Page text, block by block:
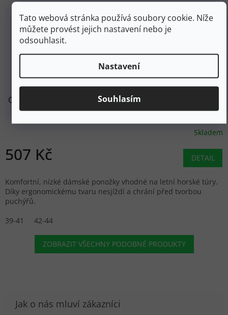
Tato webová stránka používá soubory cookie. Níže
můžete provést jejich nastavení nebo je
odsouhlasit.
Nastavení
Souhlasím
ORTOVOX Dámské ponožky ALPINE LOW SOCKS aquatic
ice - modrožluté
Skladem
507 Kč DETAIL
Komfortní, nízké dámské ponožky vhodné na letní horské túry.
Díky ergonomickému tvaru nesjíždí a chrání před tvorbou
puchýřů.
39-41
42-44
ZOBRAZIT VŠECHNY PODOBNÉ PRODUKTY